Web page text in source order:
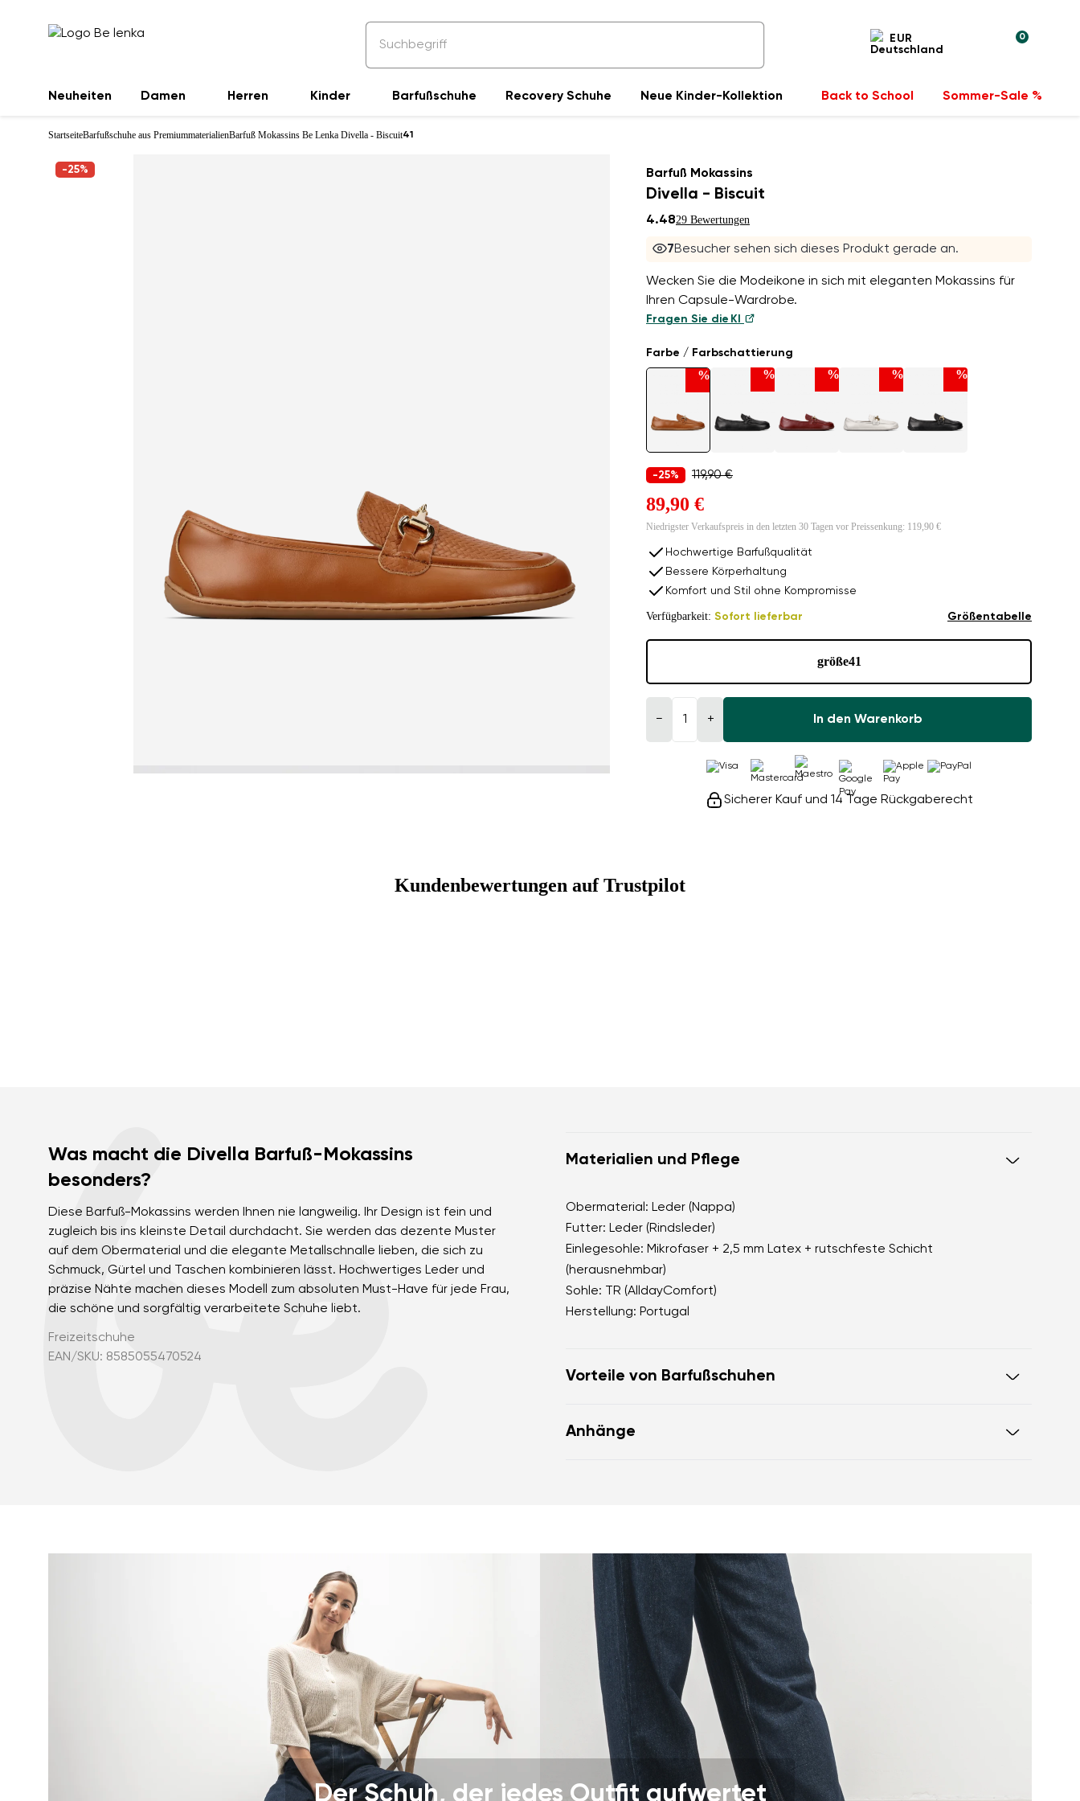
EUR 0
Neuheiten Damen Herren Kinder Barfußschuhe Recovery Schuhe Neue Kinder-Kollektion Back to School Sommer-Sale %
Land ändern
Lieferland auswählen
StartseiteBarfußschuhe aus PremiummaterialienBarfuß Mokassins Be Lenka Divella - Biscuit41
-25% Barfuß Mokassins
Divella - Biscuit
4.4829 Bewertungen
7Besucher sehen sich dieses Produkt gerade an.
Wecken Sie die Modeikone in sich mit eleganten Mokassins für
Ihren Capsule-Wardrobe.
Fragen Sie die KI
Farbe / Farbschattierung
% % % % %
-25% 119,90 €
89,90 €
Niedrigster Verkaufspreis in den letzten 30 Tagen vor Preissenkung: 119,90 €
Hochwertige Barfußqualität
Bessere Körperhaltung
Komfort und Stil ohne Kompromisse
Verfügbarkeit: Sofort lieferbar Größentabelle
größe41
− + In den Warenkorb
Sicherer Kauf und 14 Tage Rückgaberecht
Kundenbewertungen auf Trustpilot
Was macht die Divella Barfuß-Mokassins
besonders?
Diese Barfuß-Mokassins werden Ihnen nie langweilig. Ihr Design ist fein und
zugleich bis ins kleinste Detail durchdacht. Sie werden das dezente Muster
auf dem Obermaterial und die elegante Metallschnalle lieben, die sich zu
Schmuck, Gürtel und Taschen kombinieren lässt. Hochwertiges Leder und
präzise Nähte machen dieses Modell zum absoluten Must-Have für jede Frau,
die schöne und sorgfältig verarbeitete Schuhe liebt.
Freizeitschuhe
EAN/SKU: 8585055470524
Materialien und Pflege
Obermaterial: Leder (Nappa)
Futter: Leder (Rindsleder)
Einlegesohle: Mikrofaser + 2,5 mm Latex + rutschfeste Schicht
(herausnehmbar)
Sohle: TR (AlldayComfort)
Herstellung: Portugal
Vorteile von Barfußschuhen
die anatomische Form des Schuhs bietet großzügig Platz
flexible Materialien unterstützen die Funktion von Muskeln
und Sehnen des Fußes
das geringe Gewicht des Schuhs beugt Fußermüdung vor
Anhänge
Der Schuh, der jedes Outfit aufwertet
Ihr Vor- und Nachname Deine E-Mail
Variante
Bestellnummer
Textbewertung